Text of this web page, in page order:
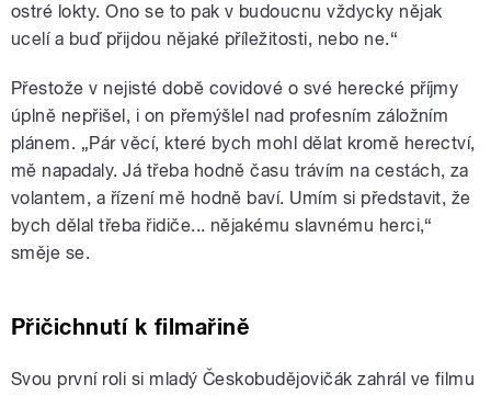
ostré lokty. Ono se to pak v budoucnu vždycky nějak
ucelí a buď přijdou nějaké příležitosti, nebo ne.“
Přestože v nejisté době covidové o své herecké příjmy
úplně nepřišel, i on přemýšlel nad profesním záložním
plánem. „Pár věcí, které bych mohl dělat kromě herectví,
mě napadaly. Já třeba hodně času trávím na cestách, za
volantem, a řízení mě hodně baví. Umím si představit, že
bych dělal třeba řidiče... nějakému slavnému herci,“
směje se.
Přičichnutí k filmařině
Svou první roli si mladý Českobudějovičák zahrál ve filmu